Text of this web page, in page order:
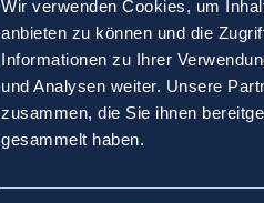
Wir verwenden Cookies, um
anbieten zu können und die
Informationen zu Ihrer
und Analysen weiter. Unsere
zusammen, die Sie ihnen
gesammelt haben.